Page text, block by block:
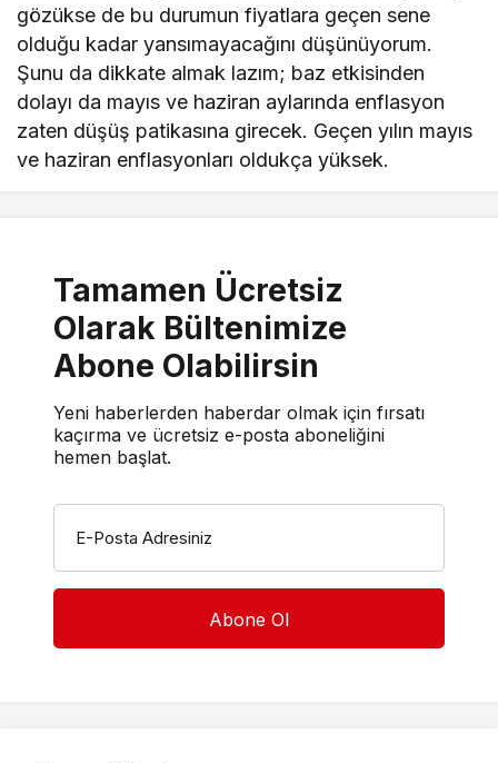
gözükse de bu durumun fiyatlara geçen sene
olduğu kadar yansımayacağını düşünüyorum.
Şunu da dikkate almak lazım; baz etkisinden
dolayı da mayıs ve haziran aylarında enflasyon
zaten düşüş patikasına girecek. Geçen yılın mayıs
ve haziran enflasyonları oldukça yüksek.
Tamamen Ücretsiz
Olarak Bültenimize
Abone Olabilirsin
Yeni haberlerden haberdar olmak için fırsatı
kaçırma ve ücretsiz e-posta aboneliğini
hemen başlat.
E-Posta Adresiniz